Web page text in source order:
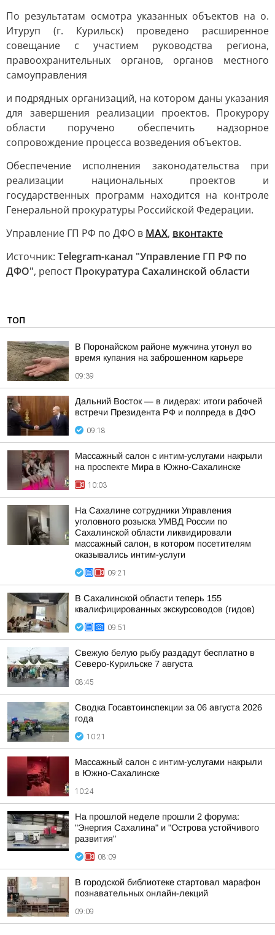
По результатам осмотра указанных объектов на о.
Итуруп (г. Курильск) проведено расширенное
совещание с участием руководства региона,
правоохранительных органов, органов местного
самоуправления
и подрядных организаций, на котором даны указания
для завершения реализации проектов. Прокурору
области поручено обеспечить надзорное
сопровождение процесса возведения объектов.
Обеспечение исполнения законодательства при
реализации национальных проектов и
государственных программ находится на контроле
Генеральной прокуратуры Российской Федерации.
Управление ГП РФ по ДФО в МАХ, вконтакте
Источник: Telegram-канал "Управление ГП РФ по
ДФО", репост Прокуратура Сахалинской области
ТОП
В Поронайском районе мужчина утонул во
время купания на заброшенном карьере
09:39
Дальний Восток — в лидерах: итоги рабочей
встречи Президента РФ и полпреда в ДФО
09:18
Массажный салон с интим-услугами накрыли
на проспекте Мира в Южно-Сахалинске
10:03
На Сахалине сотрудники Управления
уголовного розыска УМВД России по
Сахалинской области ликвидировали
массажный салон, в котором посетителям
оказывались интим-услуги
09:21
В Сахалинской области теперь 155
квалифицированных экскурсоводов (гидов)
09:51
Свежую белую рыбу раздадут бесплатно в
Северо-Курильске 7 августа
08:45
Сводка Госавтоинспекции за 06 августа 2026
года
10:21
Массажный салон с интим-услугами накрыли
в Южно-Сахалинске
10:24
На прошлой неделе прошли 2 форума:
"Энергия Сахалина" и "Острова устойчивого
развития"
08:09
В городской библиотеке стартовал марафон
познавательных онлайн-лекций
09:09